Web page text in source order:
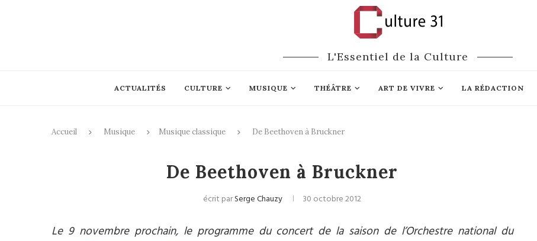
L'Essentiel de la Culture
ACTUALITÉS CULTURE MUSIQUE THÉÂTRE ART DE VIVRE LA RÉDACTION
Accueil Musique Musique classique De Beethoven à Bruckner
Musique classique
De Beethoven à Bruckner
écrit parSerge Chauzy 30 octobre 2012
Le 9 novembre prochain, le programme du concert de la saison de l’Orchestre national du